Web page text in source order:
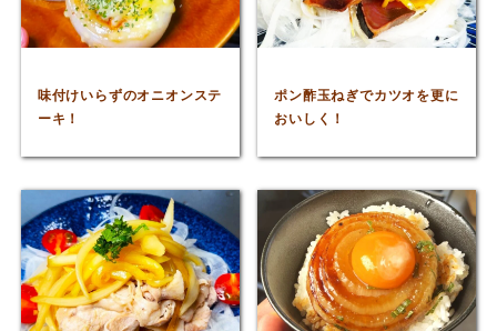
味付けいらずのオニオンステ
ーキ！
ポン酢玉ねぎでカツオを更に
おいしく！